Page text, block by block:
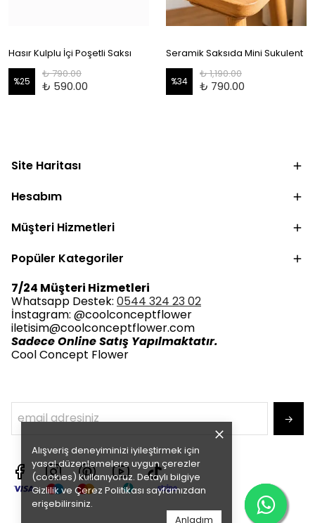
Alışveriş deneyiminizi iyileştirmek için
yasal düzenlemelere uygun çerezler
(cookies) kullanıyoruz. Detaylı bilgiye
Gizlilik ve Çerez Politikası sayfamızdan
erişebilirsiniz.
Anladım
Hasır Kulplu İçi Poşetli Saksı
%25
₺ 790.00
₺ 590.00
Seramik Saksıda Mini Sukulent
%34
₺ 1,190.00
₺ 790.00
Site Haritası
Hesabım
Müşteri Hizmetleri
Popüler Kategoriler
7/24 Müşteri Hizmetleri
Whatsapp Destek: 0544 324 23 02
İnstagram: @coolconceptflower
iletisim@coolconceptflower.com
Sadece Online Satış Yapılmaktatır.
Cool Concept Flower
→